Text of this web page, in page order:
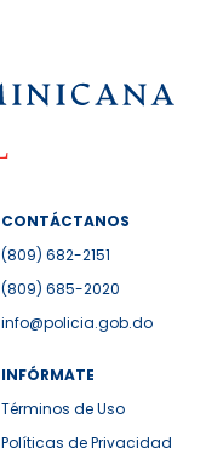
CONTÁCTANOS
(809) 682-2151
(809) 685-2020
info@policia.gob.do
INFÓRMATE
Términos de Uso
Políticas de Privacidad